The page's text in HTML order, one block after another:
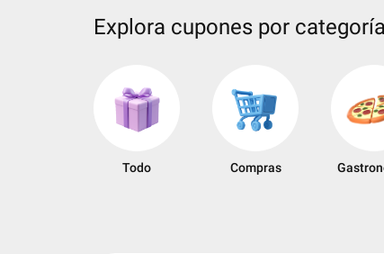
Explora cupones por categoría
Todo Compras